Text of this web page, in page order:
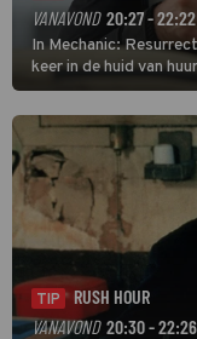
VANAVOND 20:27 - 22:22
In Mechanic:
keer in de huid van
donder op kunt
veel terechtkomt.
TIP
RUSH HOUR
VANAVOND 20:30 - 22:26